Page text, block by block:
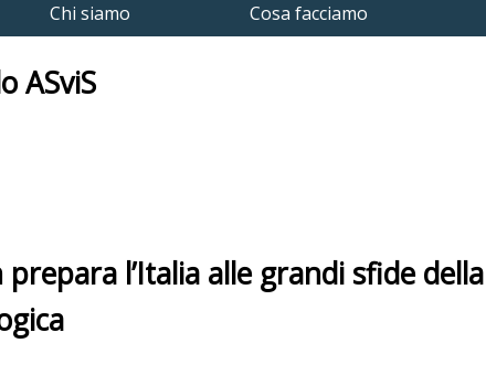
Chi siamo Cosa facciamo
ASviS
l’Italia alle grandi sfide della